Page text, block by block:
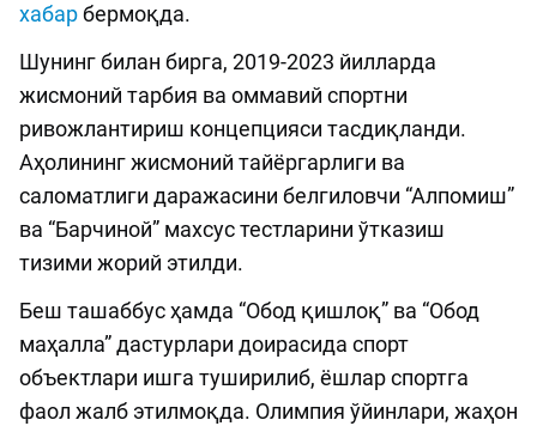
хабарбермоқда.
Шунинг билан бирга, 2019-2023 йилларда
жисмоний тарбия ва оммавий спортни
ривожлантириш концепцияси тасдиқланди.
Аҳолининг жисмоний тайёргарлиги ва
саломатлиги даражасини белгиловчи “Алпомиш”
ва “Барчиной” махсус тестларини ўтказиш
тизими жорий этилди.
Беш ташаббус ҳамда “Обод қишлоқ” ва “Обод
маҳалла” дастурлари доирасида спорт
объектлари ишга туширилиб, ёшлар спортга
фаол жалб этилмоқда. Олимпия ўйинлари, жаҳон